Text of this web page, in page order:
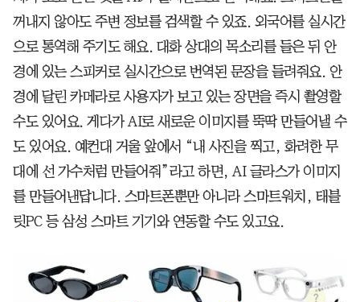
꺼내지 않아도 주변 정보를 검색할 수 있죠. 외국어를 실시간
으로 통역해 주기도 해요. 대화 상대의 목소리를 들은 뒤 안
경에 있는 스피커로 실시간으로 번역된 문장을 들려줘요. 안
경에 달린 카메라로 사용자가 보고 있는 장면을 즉시 촬영할
수도 있어요. 게다가 AI로 새로운 이미지를 뚝딱 만들어낼 수
도 있어요. 예컨대 거울 앞에서 “내 사진을 찍고, 화려한 무
대에 선 가수처럼 만들어줘”라고 하면, AI 글라스가 이미지
를 만들어낸답니다. 스마트폰뿐만 아니라 스마트워치, 태블
릿PC 등 삼성 스마트 기기와 연동할 수도 있고요.